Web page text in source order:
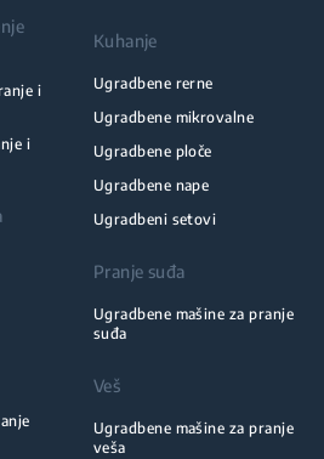
i
i
Kuhanje
Ugradbene rerne
Ugradbene mikrovalne
Ugradbene ploče
Ugradbene nape
Ugradbeni setovi
Pranje suđa
Ugradbene mašine za pranje
suđa
Veš
Ugradbene mašine za pranje
veša